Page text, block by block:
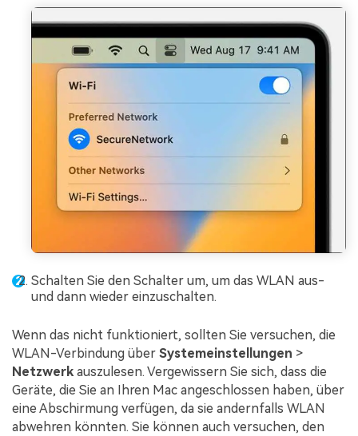
Schalten Sie den Schalter um, um das WLAN aus-
und dann wieder einzuschalten.
Wenn das nicht funktioniert, sollten Sie versuchen, die
WLAN-Verbindung über Systemeinstellungen >
Netzwerk auszulesen. Vergewissern Sie sich, dass die
Geräte, die Sie an Ihren Mac angeschlossen haben, über
eine Abschirmung verfügen, da sie andernfalls WLAN
abwehren könnten. Sie können auch versuchen, den